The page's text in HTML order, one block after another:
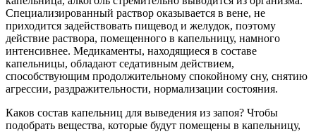
Специализированный раствор оказывается в вене, не
приходится задействовать пищевод и желудок, поэтому
действие раствора, помещенного в капельницу, намного
интенсивнее. Медикаменты, находящиеся в составе
капельницы, обладают седативным действием,
способствующим продолжительному спокойному сну, снятию
агрессии, раздражительности, нормализации состояния.
Каков состав капельниц для выведения из запоя? Чтобы
подобрать вещества, которые будут помещены в капельницу,